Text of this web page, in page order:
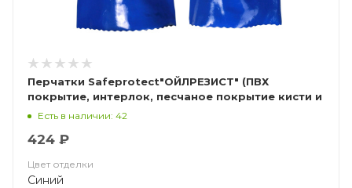
Перчатки Safeprotect"ОЙЛРЕЗИСТ" (ПВХ
покрытие, интерлок, песчаное покрытие кисти и
пальцев, дл.35см)
Есть в наличии: 42
424 ₽
Цвет отделки
Синий